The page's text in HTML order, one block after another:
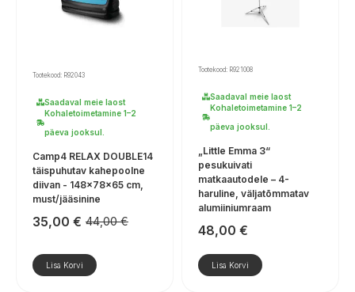
Tootekood: R92043
Saadaval meie laost
Kohaletoimetamine 1–2
päeva jooksul.
Camp4 RELAX DOUBLE14
täispuhutav kahepoolne
diivan - 148×78×65 cm,
must/jääsinine
44,00€
Algne
oli:
44,00 €.
35,00 €
Praegune
on:
35,00 €.
Lisa Korvi
Tootekood: R921008
Saadaval meie laost
Kohaletoimetamine 1–2
päeva jooksul.
„Little Emma 3“
pesukuivati
matkaautodele – 4-
haruline, väljatõmmatav
alumiiniumraam
48,00 €
Lisa Korvi